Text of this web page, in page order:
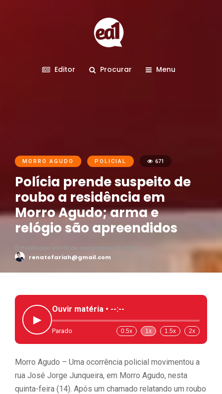
Editor Procurar Menu
MORRO AGUDO POLICIAL 671
Polícia prende suspeito de
roubo a residência em
Morro Agudo; arma e
relógio são apreendidos
Publicado em 15 de novembro de 2024
renatofariah@gmail.com
▶
Ouvir matéria • --:--
Parado 0.5x 1x 1.5x 2x
Morro Agudo – Uma ocorrência policial movimentou a
rua José Jorge Junqueira, em Morro Agudo, nesta
quinta-feira (14). Após um chamado relatando um roubo